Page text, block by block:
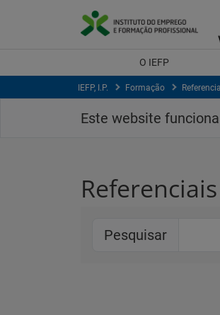
O IEFP
IEFP, I.P. Formação
Este website
Pesquisar